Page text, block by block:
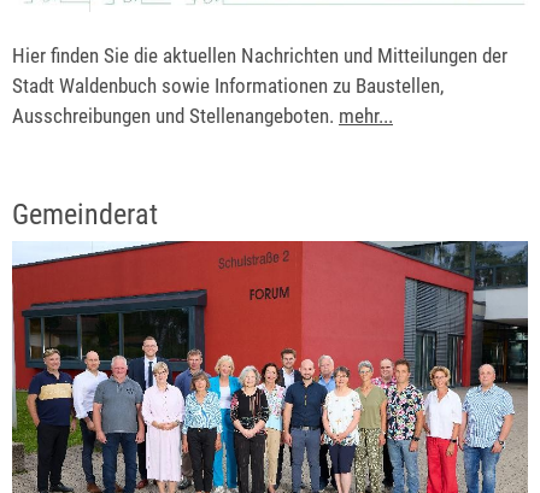
Hier finden Sie die aktuellen Nachrichten und Mitteilungen der
Stadt Waldenbuch sowie Informationen zu Baustellen,
Ausschreibungen und Stellenangeboten. mehr...
Gemeinderat